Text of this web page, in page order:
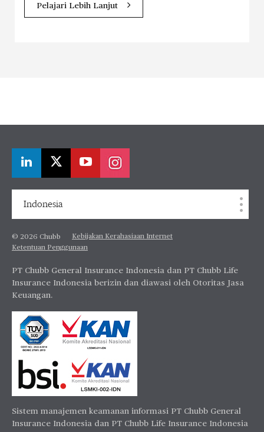
Pelajari Lebih Lanjut
Indonesia
© 2026 Chubb
Kebijakan Kerahasiaan Internet
Ketentuan Penggunaan
PT Chubb General Insurance Indonesia dan PT Chubb Life
Insurance Indonesia berizin dan diawasi oleh Otoritas Jasa
Keuangan.
Sistem manajemen keamanan informasi PT Chubb General
Insurance Indonesia dan PT Chubb Life Insurance Indonesia